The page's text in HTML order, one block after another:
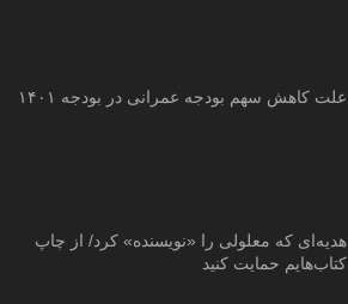
علت کاهش سهم بودجه عمرانی در بودجه ۱۴۰۱
هدیه‌ای که معلولی را «نویسنده» کرد/ از چاپ
کتاب‌هایم حمایت کنید